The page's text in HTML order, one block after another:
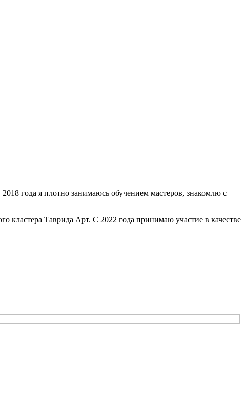
года я плотно занимаюсь обучением мастеров, знакомлю с
кластера Таврида Арт. С 2022 года принимаю участие в качестве